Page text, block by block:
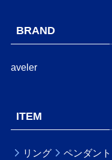
BRAND
aveler
ITEM
リング ペンダント